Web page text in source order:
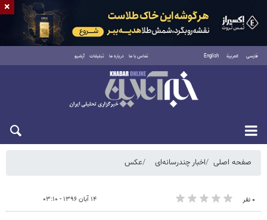
فارسی العربية English تماس با ما درباره ما تبلیغات آرشیو
شنبه ۱۷ مرداد ۱۴۰۵
صفحه اصلی اخبار چندرسانه‌ای عکس
۰ نفر ۱۴ آبان ۱۳۹۶ - ۰۳:۱۰
×